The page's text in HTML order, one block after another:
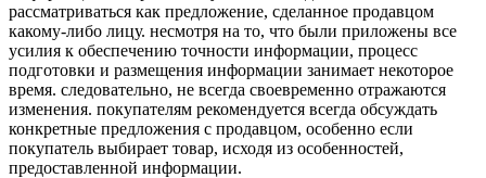
рассматриваться как предложение, сделанное продавцом
какому-либо лицу. несмотря на то, что были приложены все
усилия к обеспечению точности информации, процесс
подготовки и размещения информации занимает некоторое
время. следовательно, не всегда своевременно отражаются
изменения. покупателям рекомендуется всегда обсуждать
конкретные предложения с продавцом, особенно если
покупатель выбирает товар, исходя из особенностей,
предоставленной информации.